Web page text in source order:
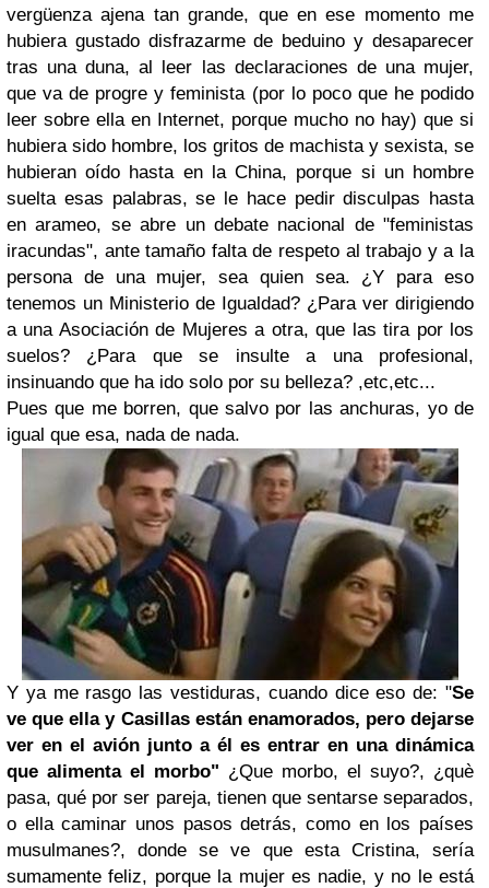
vergüenza ajena tan grande, que en ese momento me
hubiera gustado disfrazarme de beduino y desaparecer
tras una duna, al leer las declaraciones de una mujer,
que va de progre y feminista (por lo poco que he podido
leer sobre ella en Internet, porque mucho no hay) que si
hubiera sido hombre, los gritos de machista y sexista, se
hubieran oído hasta en la China, porque si un hombre
suelta esas palabras, se le hace pedir disculpas hasta
en arameo, se abre un debate nacional de "feministas
iracundas", ante tamaño falta de respeto al trabajo y a la
persona de una mujer, sea quien sea. ¿Y para eso
tenemos un Ministerio de Igualdad? ¿Para ver dirigiendo
a una Asociación de Mujeres a otra, que las tira por los
suelos? ¿Para que se insulte a una profesional,
insinuando que ha ido solo por su belleza? ,etc,etc...
Pues que me borren, que salvo por las anchuras, yo de
igual que esa, nada de nada.
Y ya me rasgo las vestiduras, cuando dice eso de: "Se
ve que ella y Casillas están enamorados, pero dejarse
ver en el avión junto a él es entrar en una dinámica
que alimenta el morbo" ¿Que morbo, el suyo?, ¿què
pasa, qué por ser pareja, tienen que sentarse separados,
o ella caminar unos pasos detrás, como en los países
musulmanes?, donde se ve que esta Cristina, sería
sumamente feliz, porque la mujer es nadie, y no le está